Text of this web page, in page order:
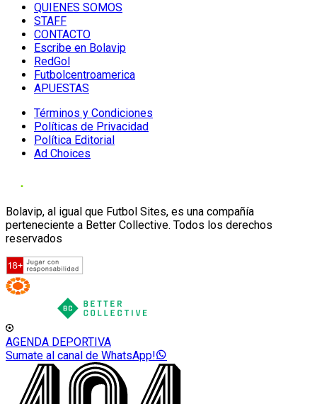
QUIENES SOMOS
STAFF
CONTACTO
Escribe en Bolavip
RedGol
Futbolcentroamerica
APUESTAS
Términos y Condiciones
Políticas de Privacidad
Política Editorial
Ad Choices
Bolavip, al igual que Futbol Sites, es una compañía
perteneciente a Better Collective. Todos los derechos
reservados
AGENDA DEPORTIVA
Sumate al canal de WhatsApp!